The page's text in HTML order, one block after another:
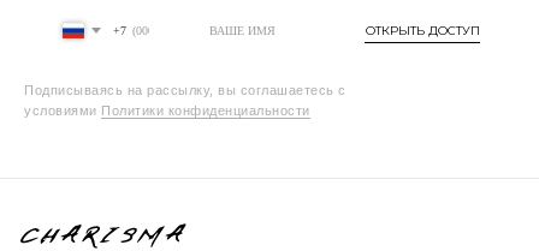
+7 ОТКРЫТЬ ДОСТУП
Подписываясь на рассылку, вы соглашаетесь с
условиями Политики конфиденциальности